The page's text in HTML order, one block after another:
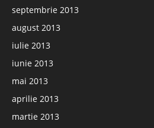
septembrie 2013
august 2013
iulie 2013
iunie 2013
mai 2013
aprilie 2013
martie 2013